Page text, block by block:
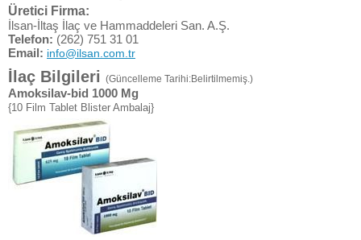
Üretici Firma:
İlsan-İltaş İlaç ve Hammaddeleri San. A.Ş.
Telefon: (262) 751 31 01
Email: info@ilsan.com.tr
İlaç Bilgileri (Güncelleme Tarihi:Belirtilmemiş.)
Amoksilav-bid 1000 Mg
{10 Film Tablet Blister Ambalaj}